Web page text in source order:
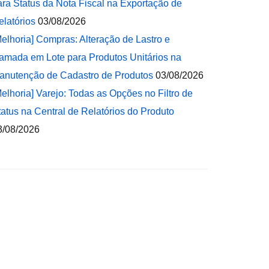
Status da Nota Fiscal na Exportação de
03/08/2026
Compras: Alteração de Lastro e
em Lote para Produtos Unitários na
de Cadastro de Produtos 03/08/2026
Varejo: Todas as Opções no Filtro de
na Central de Relatórios do Produto
08/2026